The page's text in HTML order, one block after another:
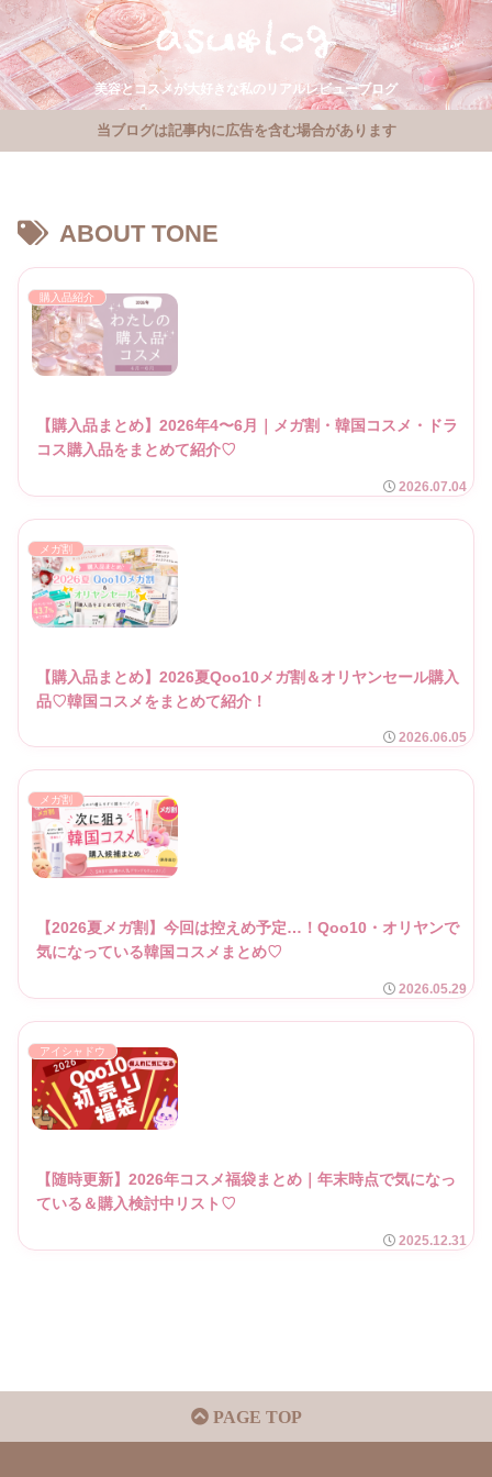
美容とコスメが大好きな私のリアルレビューブログ
当ブログは記事内に広告を含む場合があります
ABOUT TONE
購入品紹介
【購入品まとめ】2026年4〜6月｜メガ割・韓国コスメ・ドラ
コス購入品をまとめて紹介♡
2026.07.04
メガ割
【購入品まとめ】2026夏Qoo10メガ割＆オリヤンセール購入
品♡韓国コスメをまとめて紹介！
2026.06.05
メガ割
【2026夏メガ割】今回は控えめ予定…！Qoo10・オリヤンで
気になっている韓国コスメまとめ♡
2026.05.29
アイシャドウ
【随時更新】2026年コスメ福袋まとめ｜年末時点で気になっ
ている＆購入検討中リスト♡
2025.12.31
PAGE TOP